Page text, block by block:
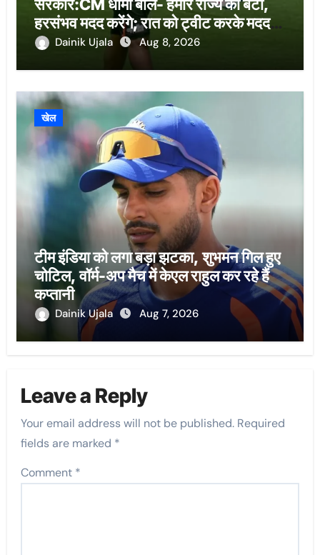
सरकार:CM धामी बोले- हमारे राज्य का बेटा,
हरसंभव मदद करेंगे; रात को ट्वीट करके मदद
मांगी थीDainik Ujala Aug 8, 2026
खेल
टीम इंडिया को लगा बड़ा झटका, शुभमन गिल हुए
चोटिल, वॉर्म-अप मैच में केएल राहुल कर रहे हैं
कप्तानी
Dainik Ujala Aug 7, 2026
Leave a Reply
Your email address will not be published. Required
fields are marked *
Comment *